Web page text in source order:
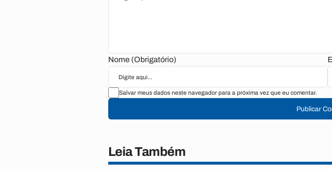
Nome (Obrigatório)
Salvar meus dados neste navegador para a próxima vez que eu comentar.
Publicar
Leia Também